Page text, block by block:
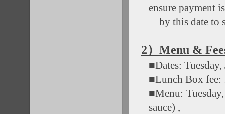
ensure payment
by this date to
2）Menu &
■Dates:
■Lunch Box fee:
■Menu:
sauce) ,